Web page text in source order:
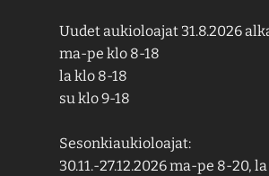
Uudet aukioloajat 31.8.2026
ma-pe klo 8-18
la klo 8-18
su klo 9-18
Sesonkiaukioloajat:
30.11.-27.12.2026 ma-pe 8-20,